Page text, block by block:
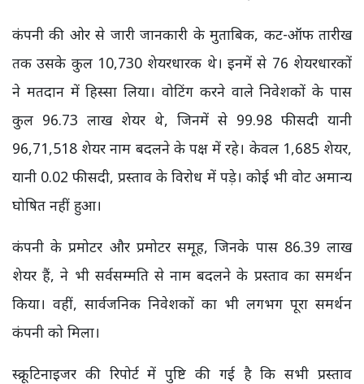
कंपनी की ओर से जारी जानकारी के मुताबिक, कट-ऑफ तारीख
तक उसके कुल 10,730 शेयरधारक थे। इनमें से 76 शेयरधारकों
ने मतदान में हिस्सा लिया। वोटिंग करने वाले निवेशकों के पास
कुल 96.73 लाख शेयर थे, जिनमें से 99.98 फीसदी यानी
96,71,518 शेयर नाम बदलने के पक्ष में रहे। केवल 1,685 शेयर,
यानी 0.02 फीसदी, प्रस्ताव के विरोध में पड़े। कोई भी वोट अमान्य
घोषित नहीं हुआ।
कंपनी के प्रमोटर और प्रमोटर समूह, जिनके पास 86.39 लाख
शेयर हैं, ने भी सर्वसम्मति से नाम बदलने के प्रस्ताव का समर्थन
किया। वहीं, सार्वजनिक निवेशकों का भी लगभग पूरा समर्थन
कंपनी को मिला।
स्क्रूटिनाइजर की रिपोर्ट में पुष्टि की गई है कि सभी प्रस्ताव